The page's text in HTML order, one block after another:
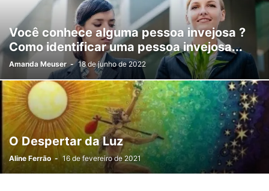
Você conhece alguma pessoa invejosa ?
Como identificar uma pessoa invejosa...
Amanda Meuser - 18 de junho de 2022
O Despertar da Luz
Aline Ferrão - 16 de fevereiro de 2021